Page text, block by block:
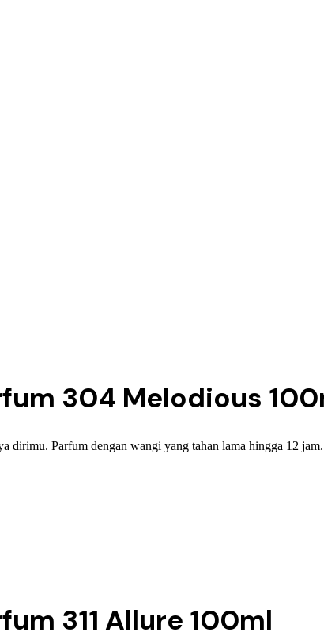
304 Melodious
dirimu. Parfum dengan wangi yang tahan lama hingga 12 jam.
311 Allure 100ml